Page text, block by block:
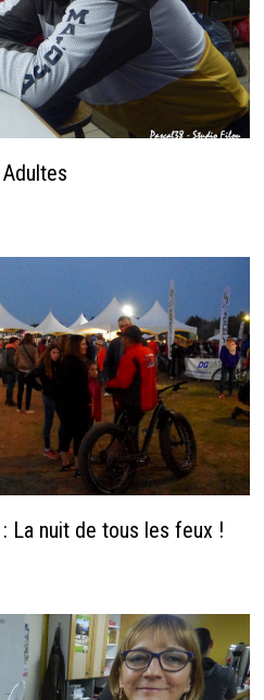
La nuit de tous les feux !